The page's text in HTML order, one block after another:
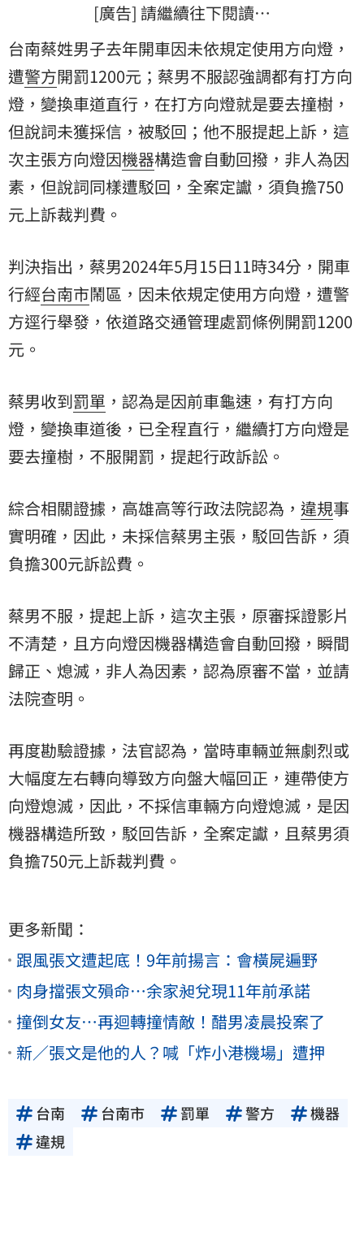
[廣告] 請繼續往下閱讀…
台南蔡姓男子去年開車因未依規定使用方向燈，
遭警方開罰1200元；蔡男不服認強調都有打方向
燈，變換車道直行，在打方向燈就是要去撞樹，
但說詞未獲採信，被駁回；他不服提起上訴，這
次主張方向燈因機器構造會自動回撥，非人為因
素，但說詞同樣遭駁回，全案定讞，須負擔750
元上訴裁判費。
判決指出，蔡男2024年5月15日11時34分，開車
行經台南市鬧區，因未依規定使用方向燈，遭警
方逕行舉發，依道路交通管理處罰條例開罰1200
元。
蔡男收到罰單 ，認為是因前車龜速，有打方向
燈，變換車道後，已全程直行，繼續打方向燈是
要去撞樹，不服開罰，提起行政訴訟。
綜合相關證據，高雄高等行政法院認為， 違規事
實明確，因此，未採信蔡男主張，駁回告訴，須
負擔300元訴訟費。
蔡男不服，提起上訴，這次主張，原審採證影片
不清楚，且方向燈因機器構造會自動回撥，瞬間
歸正、熄滅，非人為因素，認為原審不當，並請
法院查明。
再度勘驗證據，法官認為，當時車輛並無劇烈或
大幅度左右轉向導致方向盤大幅回正，連帶使方
向燈熄滅，因此，不採信車輛方向燈熄滅，是因
機器構造所致，駁回告訴，全案定讞，且蔡男須
負擔750元上訴裁判費。
更多新聞：
跟風張文遭起底！9年前揚言：會橫屍遍野
肉身擋張文殞命…余家昶兌現11年前承諾
撞倒女友…再迴轉撞情敵！醋男凌晨投案了
新／張文是他的人？喊「炸小港機場」遭押
台南 台南市 罰單 警方
機器
違規